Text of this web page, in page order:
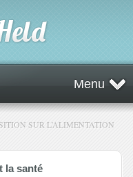
Menu
SUR L’ALIMENTATION
la santé